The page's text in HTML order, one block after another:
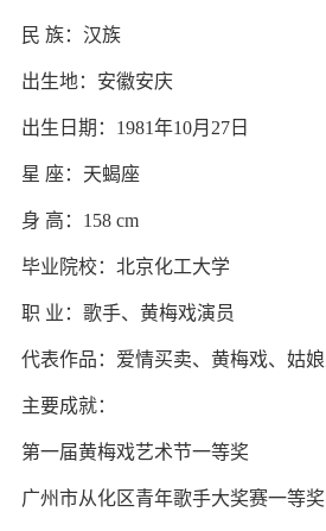
民 族：汉族
出生地：安徽安庆
出生日期：1981年10月27日
星 座：天蝎座
身 高：158 cm
毕业院校：北京化工大学
职 业：歌手、黄梅戏演员
代表作品：爱情买卖、黄梅戏、姑
主要成就：
第一届黄梅戏艺术节一等奖
广州市从化区青年歌手大奖赛一等奖